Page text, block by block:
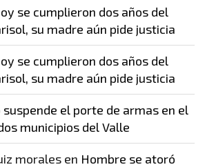
se cumplieron dos años del
su madre aún pide justicia
se cumplieron dos años del
su madre aún pide justicia
suspende el porte de armas en el
municipios del Valle
morales en Hombre se atoró